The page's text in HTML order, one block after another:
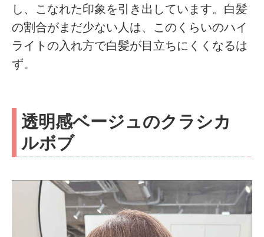
し、こなれた印象を引き出しています。白髪
の割合がまだ少ない人は、このくらいのハイ
ライトの入れ方で白髪が目立ちにくくなるは
ず。
透明感ベージュのクラシカ
ルボブ